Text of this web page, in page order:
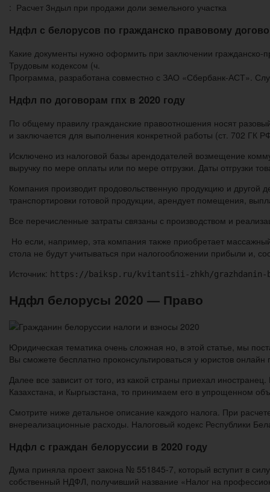
: Расчет 3ндыл при продажи доли земельного участка
Ндфл с белорусов по гражданско правовому
Какие документы нужно оформить при заключении гражданско-
Трудовым кодексом (ч.
Программа, разработана совместно с ЗАО «Сбербанк-АСТ».
Ндфл по договорам гпх в 2020 году
По общему правилу гражданские правоотношения носят
и заключается для выполнения конкретной работы (ст. 702 ГК
Исключено из налоговой базы арендодателей возмещение
выручку по мере оплаты или по мере отгрузки. Даты отгрузки
Компания производит продовольственную продукцию и другой
транспортировки готовой продукции, арендует помещения,
Все перечисленные затраты связаны с производством и
Но если, например, эта компания также приобретает
стола не будут учитываться при налогообложении прибыли и,
Источник: https://baiksp.ru/kvitantsii-zhkh/grazhdanin-
Ндфл белорусы 2020 — Право
Юридическая тематика очень сложная но, в этой статье, мы
Вы сможете бесплатно проконсультироваться у юристов
Далее все зависит от того, из какой страны приехал
Казахстана, и Кыргызстана, то принимаем его в упрощенном
Смотрите ниже детальное описание каждого налога. При
внереализационные расходы. Налоговый кодекс Республики
Ндфл с граждан белоруссии в 2020 году
Дума приняла проект закона № 551845-7, который вступит в
собственный НДФЛ, получивший название «Налог на